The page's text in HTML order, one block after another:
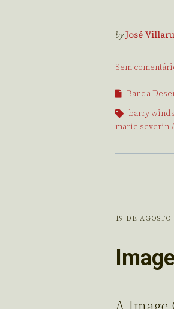
byJosé
Sem
Banda
barry
marie severin
19 DE